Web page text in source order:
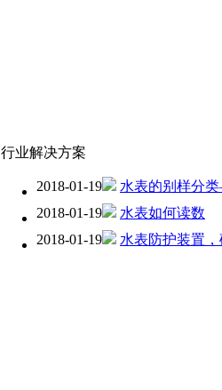
行业解决方案
2018-01-19
水表的别样分
2018-01-19
水表如何读数
2018-01-19
水表防护装置